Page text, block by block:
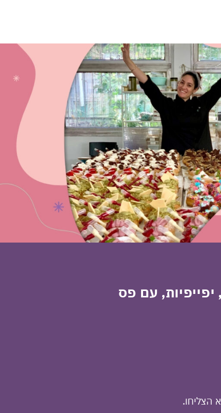
יפייפיות, עם פס
הצליחו.